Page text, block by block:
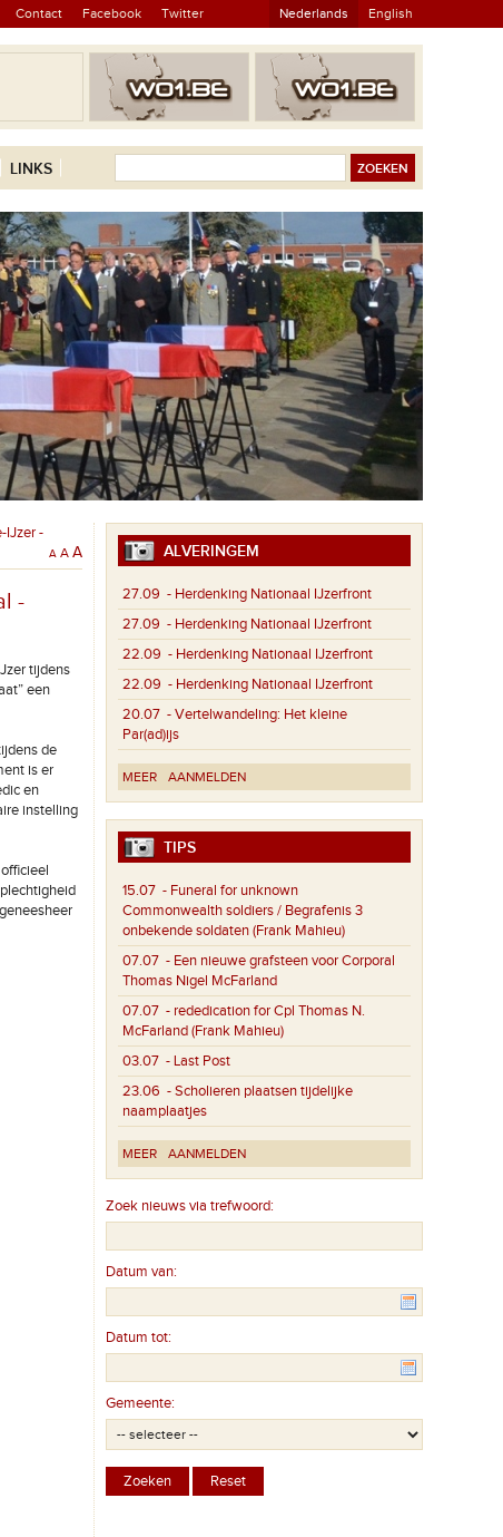
Contact Facebook Twitter Nederlands English
LINKS
IJzer -
A A A
-
tijdens
een
de
is er
en
instelling
ALVERINGEM
27.09 - Herdenking Nationaal IJzerfront
27.09 - Herdenking Nationaal IJzerfront
22.09 - Herdenking Nationaal IJzerfront
22.09 - Herdenking Nationaal IJzerfront
20.07 - Vertelwandeling: Het kleine
Par(ad)ijs
MEER AANMELDEN
TIPS
15.07 - Funeral for unknown
Commonwealth soldiers / Begrafenis 3
onbekende soldaten (Frank Mahieu)
07.07 - Een nieuwe grafsteen voor Corporal
Thomas Nigel McFarland
07.07 - rededication for Cpl Thomas N.
McFarland (Frank Mahieu)
03.07 - Last Post
23.06 - Scholieren plaatsen tijdelijke
naamplaatjes
MEER AANMELDEN
Zoek nieuws via trefwoord:
Datum van:
Datum tot:
Gemeente: